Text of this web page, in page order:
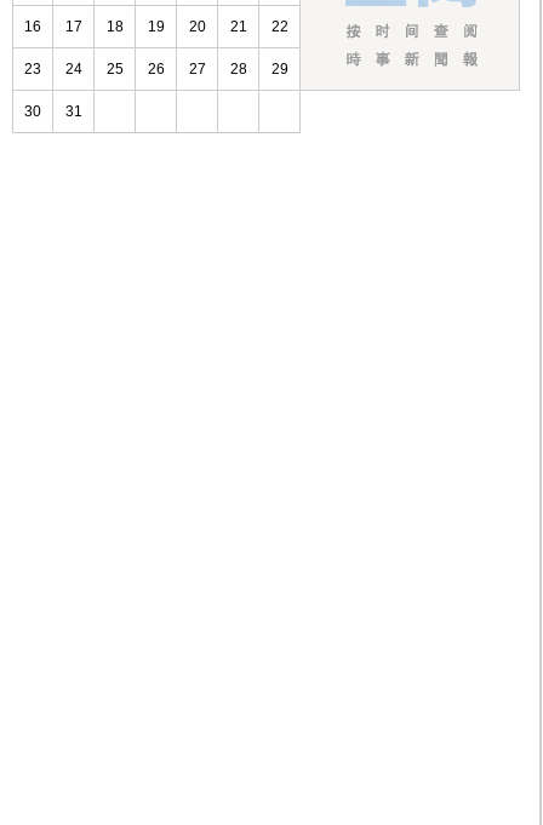
16 17 18 19 20 21 22
23 24 25 26 27 28 29
30 31